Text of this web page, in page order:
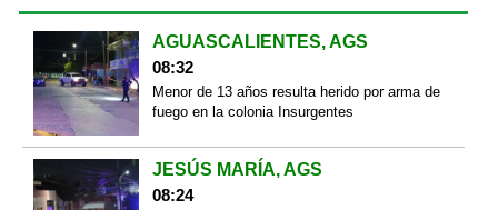
AGUASCALIENTES, AGS
08:32
Menor de 13 años resulta herido por arma de
fuego en la colonia Insurgentes
JESÚS MARÍA, AGS
08:24